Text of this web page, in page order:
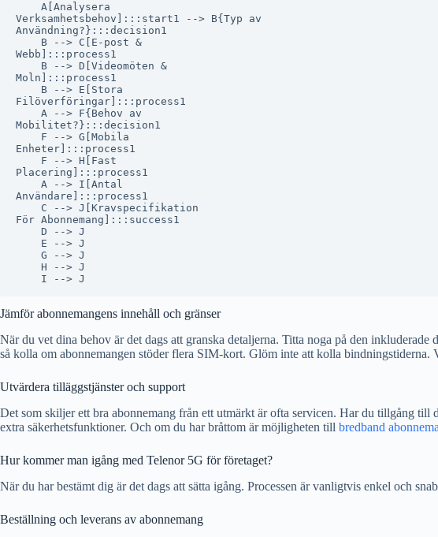
    A[Analysera
Verksamhetsbehov]:::start1 --> B{Typ av
Användning?}:::decision1
    B --> C[E-post &
Webb]:::process1
    B --> D[Videomöten &
Moln]:::process1
    B --> E[Stora
Filöverföringar]:::process1
    A --> F{Behov av
Mobilitet?}:::decision1
    F --> G[Mobila
Enheter]:::process1
    F --> H[Fast
Placering]:::process1
    A --> I[Antal
Användare]:::process1
    C --> J[Kravspecifikation
För Abonnemang]:::success1
    D --> J
    E --> J
    G --> J
    H --> J
Jämför abonnemangens innehåll och gränser
När du vet dina behov är det dags att granska detaljerna. Titta noga på den
så kolla om abonnemangen stöder flera SIM-kort. Glöm inte att kolla bindningstiderna.
Utvärdera tilläggstjänster och support
Det som skiljer ett bra abonnemang från ett utmärkt är ofta servicen. Har du tillgång
extra säkerhetsfunktioner. Och om du har bråttom är möjligheten till bredband
Hur kommer man igång med Telenor 5G för företaget?
När du har bestämt dig är det dags att sätta igång. Processen är vanligtvis enkel och
Beställning och leverans av abonnemang